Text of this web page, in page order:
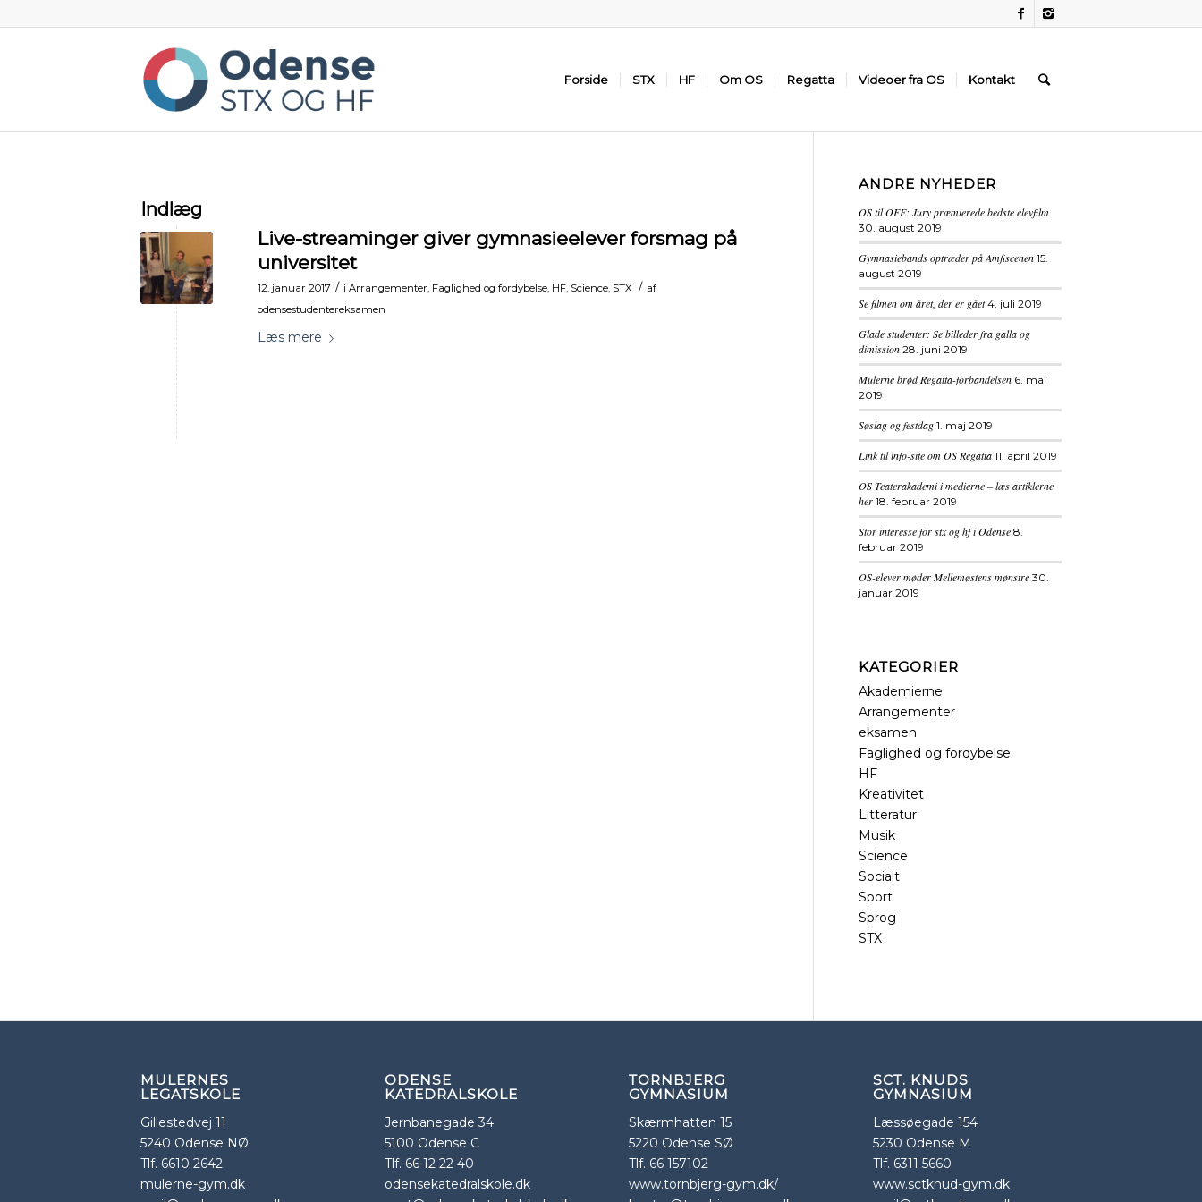
Forside STX HF Om OS Regatta Videoer fra OS Kontakt
Indlæg
Live-streaminger giver gymnasieelever forsmag på
universitet
12. januar 2017 / i Arrangementer, Faglighed og fordybelse, HF, Science, STX / af
odensestudentereksamen
Læs mere
ANDRE NYHEDER
OS til OFF: Jury præmierede bedste elevfilm
30. august 2019
Gymnasiebands optræder på Amfiscenen 15.
august 2019
Se filmen om året, der er gået 4. juli 2019
Glade studenter: Se billeder fra galla og
dimission 28. juni 2019
Mulerne brød Regatta-forbandelsen 6. maj
2019
Søslag og festdag 1. maj 2019
Link til info-site om OS Regatta 11. april 2019
OS Teaterakademi i medierne – læs artiklerne
her 18. februar 2019
Stor interesse for stx og hf i Odense 8.
februar 2019
OS-elever møder Mellemøstens mønstre 30.
januar 2019
KATEGORIER
Akademierne
Arrangementer
eksamen
Faglighed og fordybelse
HF
Kreativitet
Litteratur
Musik
Science
Socialt
Sport
Sprog
STX
MULERNES
LEGATSKOLE
Gillestedvej 11
5240 Odense NØ
Tlf. 6610 2642
mulerne-gym.dk
ODENSE
KATEDRALSKOLE
Jernbanegade 34
5100 Odense C
Tlf. 66 12 22 40
odensekatedralskole.dk
TORNBJERG
GYMNASIUM
Skærmhatten 15
5220 Odense SØ
Tlf. 66 157102
www.tornbjerg-gym.dk/
SCT. KNUDS
GYMNASIUM
Læssøegade 154
5230 Odense M
Tlf. 6311 5660
www.sctknud-gym.dk